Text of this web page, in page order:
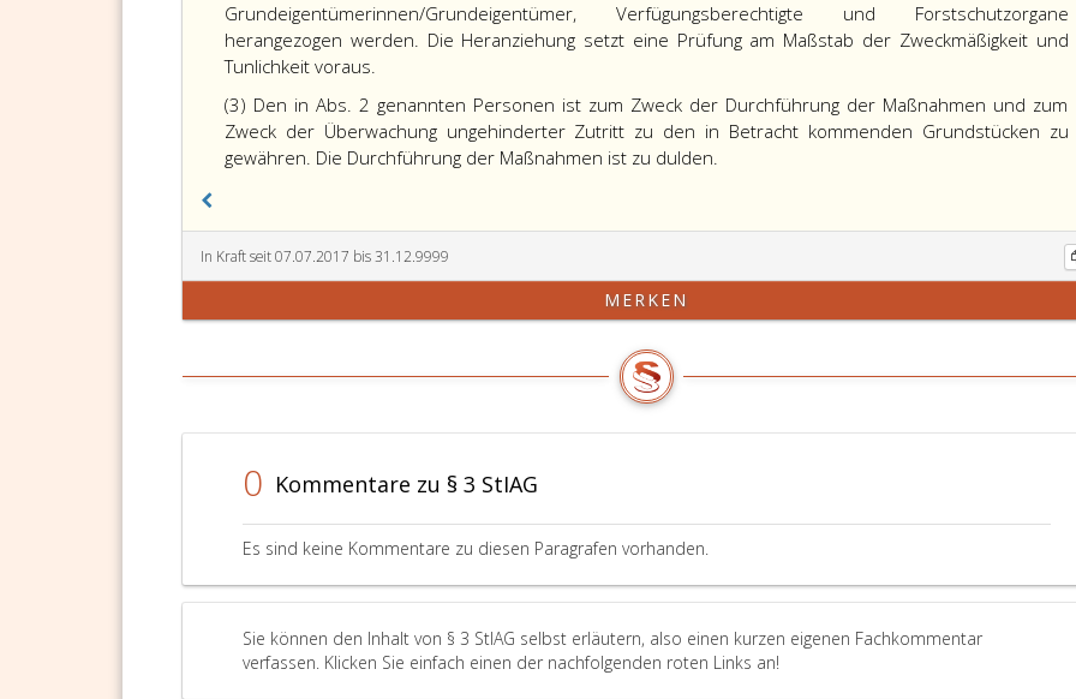
Grundeigentümerinnen/Grundeigentümer, Verfügungsberechtigte und Forstschutzorgane
herangezogen werden. Die Heranziehung setzt eine Prüfung am Maßstab der Zweckmäßigkeit und
Tunlichkeit voraus.
(3) Den in Abs. 2 genannten Personen ist zum Zweck der Durchführung der Maßnahmen und zum
Zweck der Überwachung ungehinderter Zutritt zu den in Betracht kommenden Grundstücken zu
gewähren. Die Durchführung der Maßnahmen ist zu dulden.
In Kraft seit 07.07.2017 bis 31.12.9999
MERKEN
0 Kommentare zu § 3 StIAG
Es sind keine Kommentare zu diesen Paragrafen vorhanden.
Sie können den Inhalt von § 3 StIAG selbst erläutern, also einen kurzen eigenen Fachkommentar
verfassen. Klicken Sie einfach einen der nachfolgenden roten Links an!